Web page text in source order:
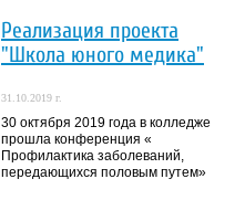
Реализация проекта
"Школа юного медика"
31.10.2019 г.
30 октября 2019 года в колледже
прошла конференция «
Профилактика заболеваний,
передающихся половым путем»